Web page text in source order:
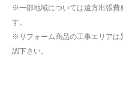
※一部地域については遠方出張費
す。
※リフォーム商品の工事エリアは
認下さい。